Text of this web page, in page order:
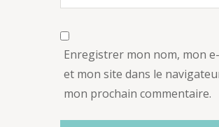
Enregistrer mon nom, mon
et mon site dans le
mon prochain commentaire.